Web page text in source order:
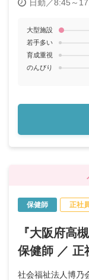
日勤／8:45～
大型施設
若手多い
育成重視
のんびり
保健師 正社
『大阪府高
保健師 ／ 正
社会福祉法人博乃